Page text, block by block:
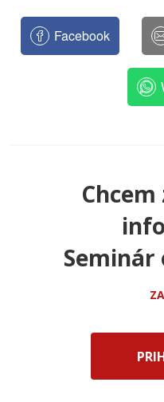
Facebook
Seminár